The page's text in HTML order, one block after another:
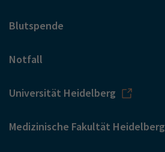
Blutspende
Notfall
Universität Heidelberg
Medizinische Fakultät Heidelberg